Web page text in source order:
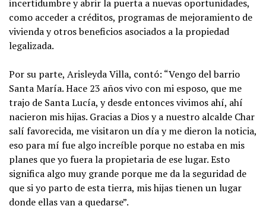
incertidumbre y abrir la puerta a nuevas oportunidades,
como acceder a créditos, programas de mejoramiento de
vivienda y otros beneficios asociados a la propiedad
legalizada.
Por su parte, Arisleyda Villa, contó: “Vengo del barrio
Santa María. Hace 23 años vivo con mi esposo, que me
trajo de Santa Lucía, y desde entonces vivimos ahí, ahí
nacieron mis hijas. Gracias a Dios y a nuestro alcalde Char
salí favorecida, me visitaron un día y me dieron la noticia,
eso para mí fue algo increíble porque no estaba en mis
planes que yo fuera la propietaria de ese lugar. Esto
significa algo muy grande porque me da la seguridad de
que si yo parto de esta tierra, mis hijas tienen un lugar
donde ellas van a quedarse”.